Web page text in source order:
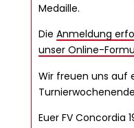
Medaille.
Die Anmeldung
unser Online-
Wir freuen uns auf
Euer FV Concordia